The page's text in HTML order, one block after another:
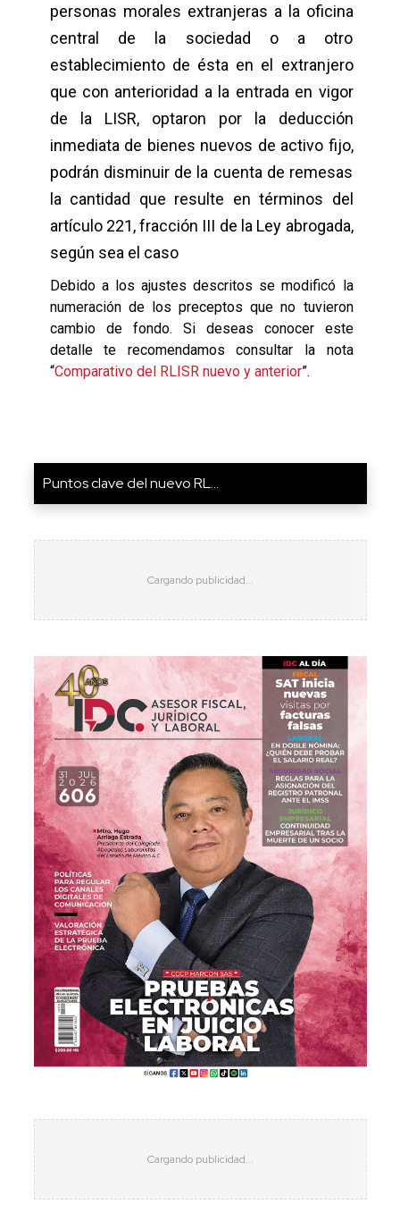
personas morales extranjeras a la oficina
central de la sociedad o a otro
establecimiento de ésta en el extranjero
que con anterioridad a la entrada en vigor
de la LISR, optaron por la deducción
inmediata de bienes nuevos de activo fijo,
podrán disminuir de la cuenta de remesas
la cantidad que resulte en términos del
artículo 221, fracción III de la Ley abrogada,
según sea el caso
Debido a los ajustes descritos se modificó la
numeración de los preceptos que no tuvieron
cambio de fondo. Si deseas conocer este
detalle te recomendamos consultar la nota
“Comparativo del RLISR nuevo y anterior”.
Puntos clave del nuevo RL...